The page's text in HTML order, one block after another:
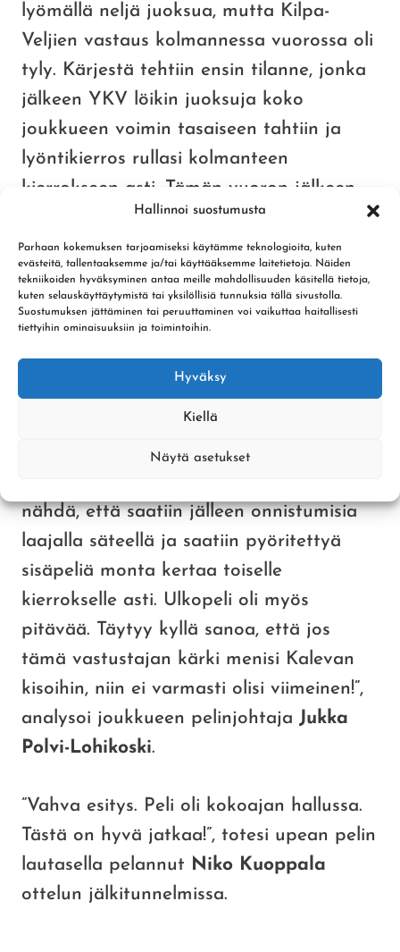
Hallinnoi suostumusta
Parhaan kokemuksen tarjoamiseksi käytämme teknologioita, kuten
evästeitä, tallentaaksemme ja/tai käyttääksemme laitetietoja. Näiden
tekniikoiden hyväksyminen antaa meille mahdollisuuden käsitellä tietoja,
kuten selauskäyttäytymistä tai yksilöllisiä tunnuksia tällä sivustolla.
Suostumuksen jättäminen tai peruuttaminen voi vaikuttaa haitallisesti
tiettyihin ominaisuuksiin ja toimintoihin.
Hyväksy
Kiellä
Näytä asetukset
lyömällä neljä juoksua, mutta Kilpa-
Veljien vastaus kolmannessa vuorossa oli
tyly. Kärjestä tehtiin ensin tilanne, jonka
jälkeen YKV löikin juoksuja koko
joukkueen voimin tasaiseen tahtiin ja
lyöntikierros rullasi kolmanteen
kierrokseen asti. Tämän vuoron jälkeen
vierasjoukkueen juoksusarakkeessa oli
peräti 17 juoksua. Pirkat tulivat vielä
kertaalleen sisälle tehden yhden pinnan,
joten viimeistä sisävuoroa ei Kilpa-Veljien
enää käyttää tarvinnut. Jakso YKV:lle 5-
17.
”Jatkettiin täysin siitä, mihin Härmässä
jäätiin. Sisäpelissä, joka jätkä tietää
nähdä, että saatiin jälleen onnistumisia
laajalla säteellä ja saatiin pyöritettyä
sisäpeliä monta kertaa toiselle
kierrokselle asti. Ulkopeli oli myös
pitävää. Täytyy kyllä sanoa, että jos
tämä vastustajan kärki menisi Kalevan
kisoihin, niin ei varmasti olisi viimeinen!”,
analysoi joukkueen pelinjohtaja Jukka
Polvi-Lohikoski.
”Vahva esitys. Peli oli kokoajan hallussa.
Tästä on hyvä jatkaa!”, totesi upean pelin
lautasella pelannut
Niko Kuoppala
ottelun jälkitunnelmissa.